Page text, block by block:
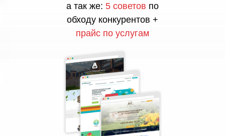
а так же: 5 советов по
обходу конкурентов +
прайс по услугам